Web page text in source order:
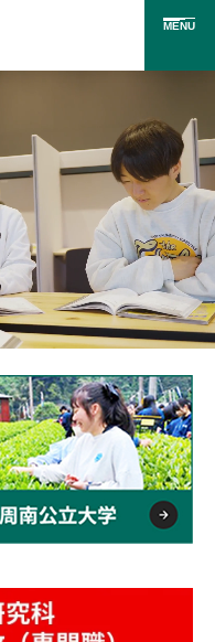
MENU
大学で過ごす様子のイ